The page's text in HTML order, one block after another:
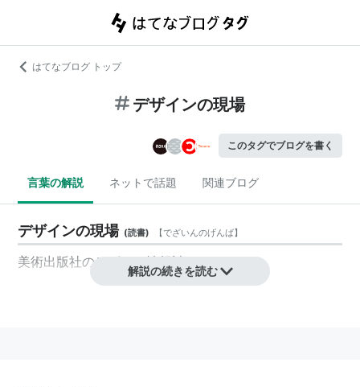
はてなブログ トップ
デザインの現場
このタグでブログを書く
言葉の解説 ネットで話題 関連ブログ
デザインの現場 (読書) 【でざいんのげんば】
美術出版社のデザイン情報誌。
解説の続きを読む